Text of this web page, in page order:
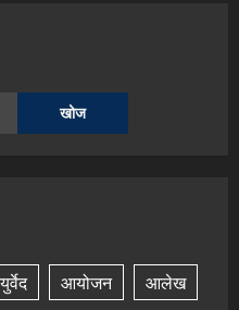
खोज
आयोजन
आलेख